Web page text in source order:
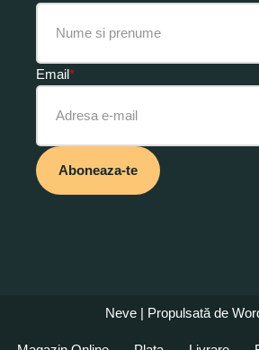
Email*
Aboneaza-te
Neve| Propulsată de